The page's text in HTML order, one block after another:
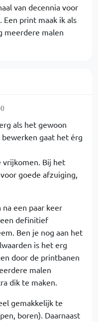
van decennia voor
print maak ik als
meerdere malen
als het gewoon
gaat het érg
vrijkomen. Bij het
goede afzuiging,
een paar keer
een definitief
Ben je nog aan het
is het erg
door de printbanen
malen
dik te maken.
gemakkelijk te
boren). Daarnaast